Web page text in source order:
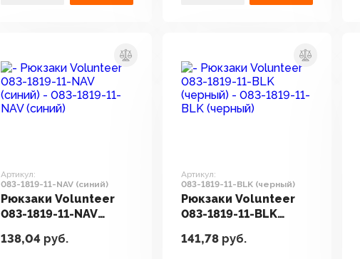
Артикул:
083-1819-11-NAV (синий)
Рюкзаки Volunteer
083-1819-11-NAV
138,04 руб.
Артикул:
083-1819-11-BLK (черный)
Рюкзаки Volunteer
083-1819-11-BLK
141,78руб.